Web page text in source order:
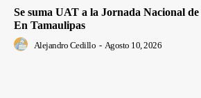
Se suma UAT a la Jornada Nacional
En Tamaulipas
Alejandro Cedillo - Agosto 10, 2026